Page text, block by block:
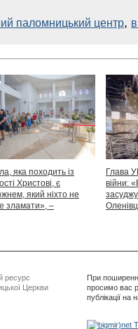
паломницький центр,
яка походить із
Христові, є
який ніхто не
зламати», –
Глава
війни:
ресурс
Церкви
При
просимо вас
публікації на